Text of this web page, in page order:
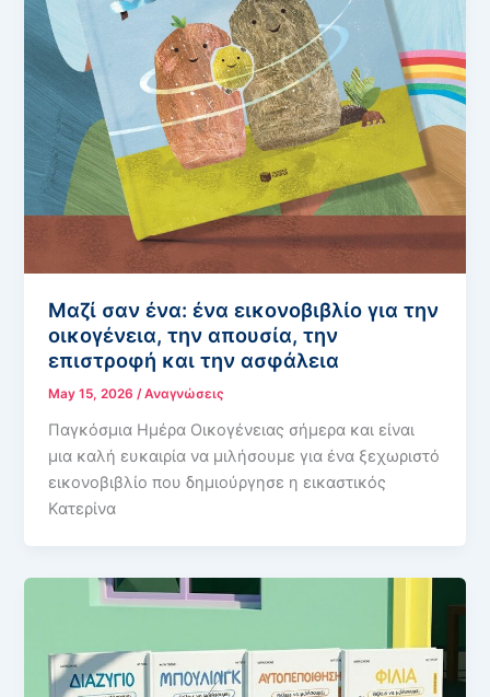
Μαζί σαν ένα: ένα εικονοβιβλίο για την
οικογένεια, την απουσία, την
επιστροφή και την ασφάλεια
May 15, 2026/Αναγνώσεις
Παγκόσμια Ημέρα Οικογένειας σήμερα και είναι
μια καλή ευκαιρία να μιλήσουμε για ένα ξεχωριστό
εικονοβιβλίο που δημιούργησε η εικαστικός
Κατερίνα